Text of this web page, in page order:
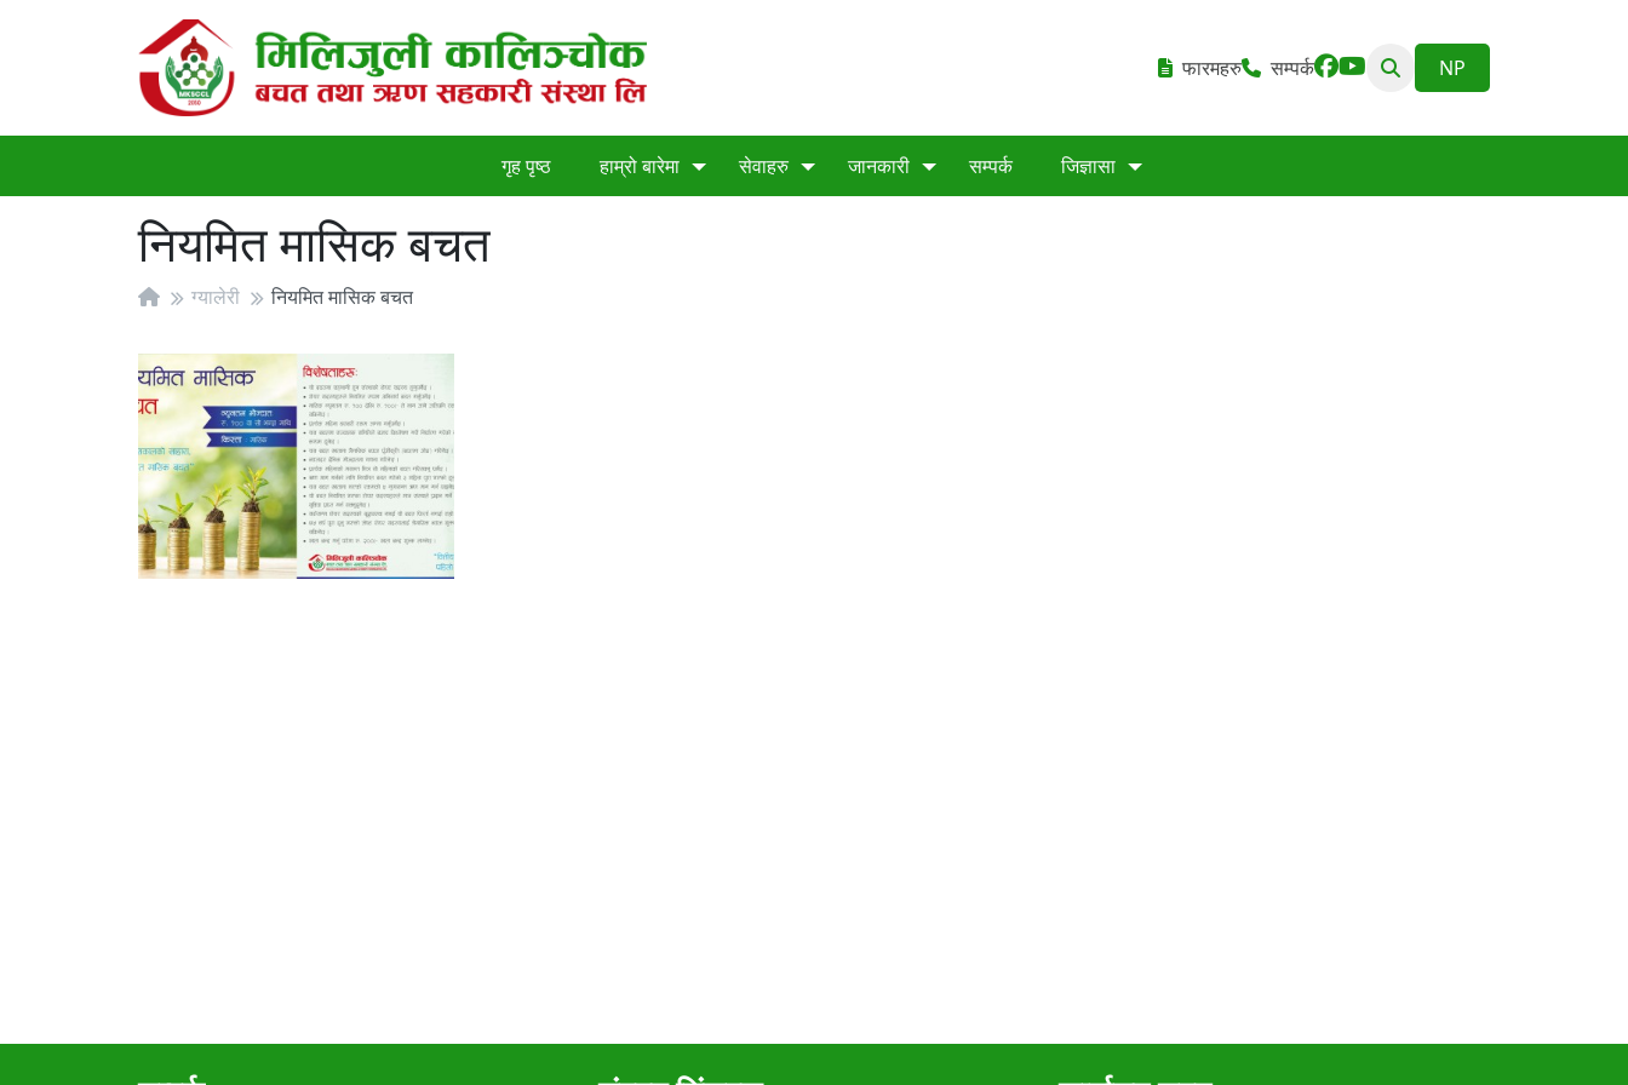
फारमहरु सम्पर्क
गृह पृष्ठ हाम्रो बारेमा सेवाहरु जानकारी सम्पर्क जिज्ञासा
नियमित मासिक बचत
ग्यालेरी नियमित मासिक बचत